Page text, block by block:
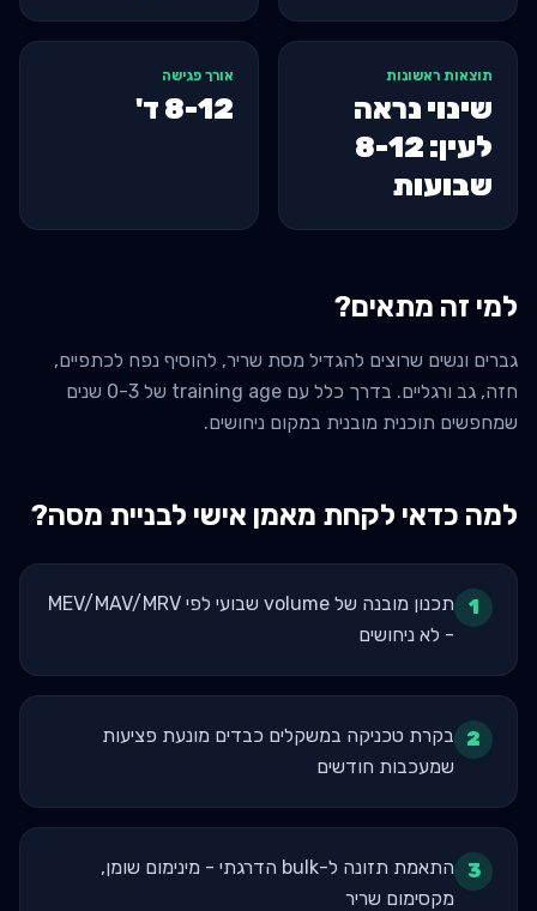
תוצאות ראשונות
שינוי נראה
לעין: 8-12
שבועות
אורך פגישה
8-12 ד'
למי זה מתאים?
גברים ונשים שרוצים להגדיל מסת שריר, להוסיף נפח לכתפיים,
חזה, גב ורגליים. בדרך כלל עם training age של 0-3 שנים
שמחפשים תוכנית מובנית במקום ניחושים.
למה כדאי לקחת מאמן אישי לבניית מסה?
1
תכנון מובנה של volume שבועי לפי MEV/MAV/MRV
- לא ניחושים
2
בקרת טכניקה במשקלים כבדים מונעת פציעות
שמעכבות חודשים
3
התאמת תזונה ל-bulk הדרגתי - מינימום שומן,
מקסימום שריר